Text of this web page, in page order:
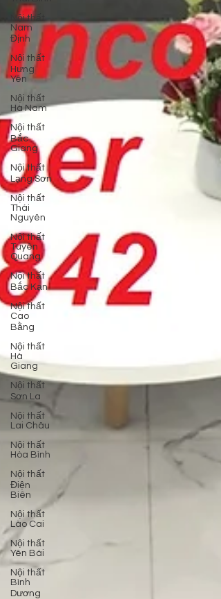
Nội thất
Nam
Định
Nội thất
Hưng
Yên
Nội thất
Hà Nam
Nội thất
Bắc
Giang
Nội thất
Lạng Sơn
Nội thất
Thái
Nguyên
Nội thất
Tuyên
Quang
Nội thất
Bắc Kạn
Nội thất
Cao
Bằng
Nội thất
Hà
Giang
Nội thất
Sơn La
Nội thất
Lai Châu
Nội thất
Hòa Bình
Nội thất
Điện
Biên
Nội thất
Lào Cai
Nội thất
Yên Bái
Nội thất
Bình
Dương